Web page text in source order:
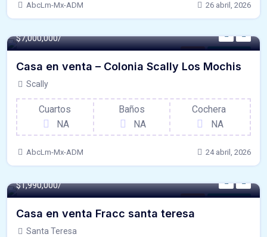
AbcLm-Mx-ADM 26 abril, 2026
Casa Para Venta
$7,000,000/
Casa en venta – Colonia Scally Los Mochis
Scally
Cuartos
NA
Baños
NA
Cochera
NA
AbcLm-Mx-ADM 24 abril, 2026
Casa Para Venta
$1,990,000/
Casa en venta Fracc santa teresa
Santa Teresa